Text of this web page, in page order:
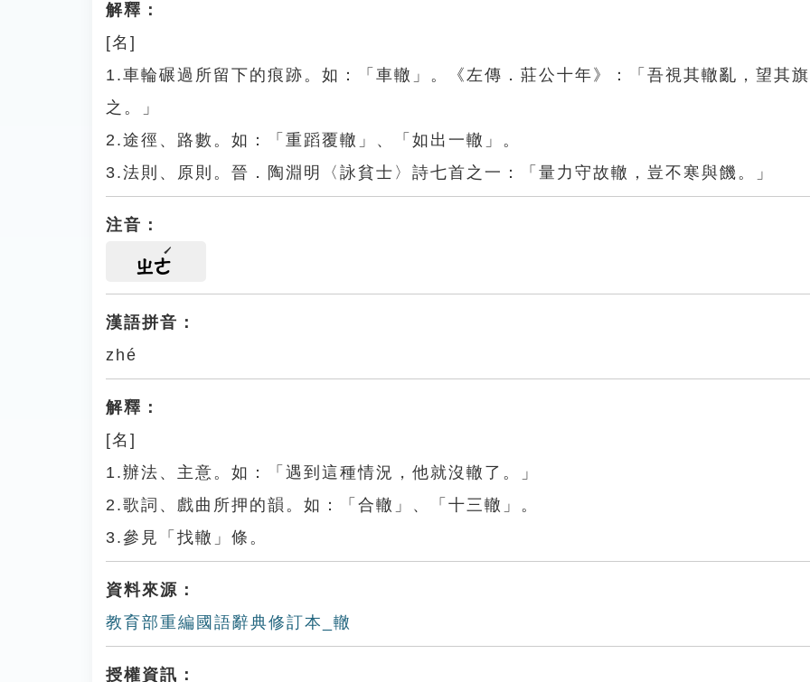
解釋：
[名]
1.車輪碾過所留下的痕跡。如：「車轍」。《左傳．莊公十年》：「吾視其轍亂，望其
之。」
2.途徑、路數。如：「重蹈覆轍」、「如出一轍」。
3.法則、原則。晉．陶淵明〈詠貧士〉詩七首之一：「量力守故轍，豈不寒與饑。」
注音：
ㄓㄜ
漢語拼音：
zhé
解釋：
[名]
1.辦法、主意。如：「遇到這種情況，他就沒轍了。」
2.歌詞、戲曲所押的韻。如：「合轍」、「十三轍」。
3.參見「找轍」條。
資料來源：
教育部重編國語辭典修訂本_轍
授權資訊：